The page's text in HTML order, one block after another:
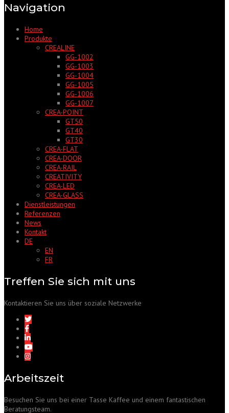
Navigation
Home
Produkte
CREALINE
GG-1002
GG-1003
GG-1004
GG-1005
GG-1006
GG-1007
CREA-POINT
GT50
GT40
GT30
CREA-FLAT
CREA-DOOR
CREA-RAIL
CREATIVITY
CREA-LED
CREA-GLASS
Dienstleistungen
Referenzen
News
Kontakt
DE
EN
FR
Treffen Sie sich mit uns
Kontaktieren Sie uns über soziale Netzwerke
Arbeitszeit
Besuchen Sie uns bei einer Tasse Kaffee und einem fantastischen
Beratungsteam.